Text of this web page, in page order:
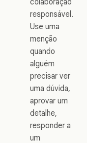
responsável.
Use uma
menção
quando
alguém
precisar ver
uma dúvida,
aprovar um
detalhe,
responder a
um